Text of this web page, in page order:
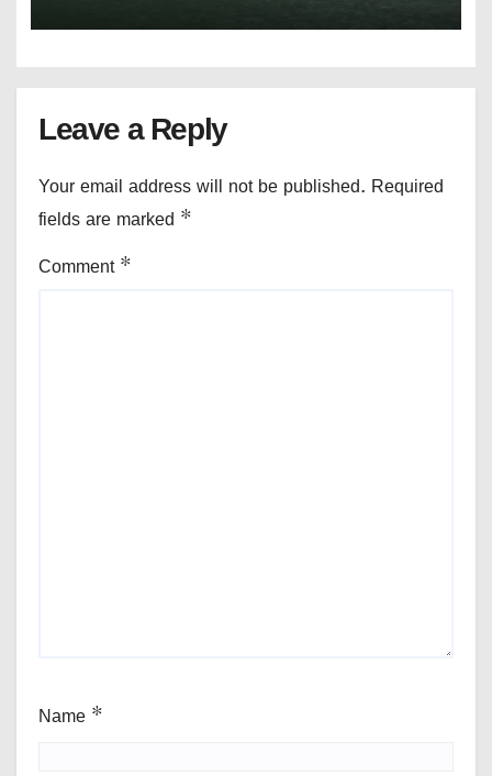
Leave a Reply
Your email address will not be published. Required
fields are marked *
Comment *
Name *